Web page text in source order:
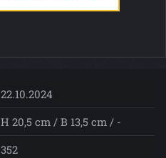
22.10.2024
H 20,5 cm / B 13,5 cm / -
352